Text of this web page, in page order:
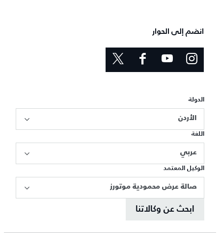
انضم إلى الحوار
الدولة
الأردن
اللغة
عربي
الوكيل المعتمد
صالة عرض محمودية موتورز
ابحث عن وكالاتنا